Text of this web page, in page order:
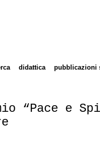
didattica pubblicazioni
“Pace e